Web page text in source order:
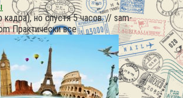
но спустя 5 часов. // sam-
Практически все